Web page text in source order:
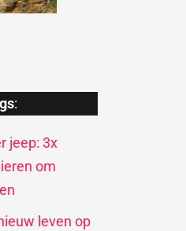
:
jeep: 3x
om
leven op